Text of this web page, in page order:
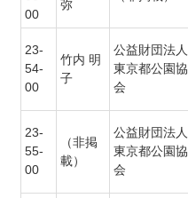
00
弥
23-
54-
00
竹内 明
子
公益財団法人
東京都公園協
会
23-
55-
00
（非掲
載）
公益財団法人
東京都公園協
会